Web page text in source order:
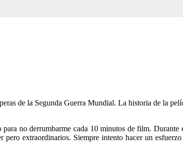
de la Segunda Guerra Mundial. La historia de la
no derrumbarme cada 10 minutos de film. Durante
extraordinarios. Siempre intento hacer un